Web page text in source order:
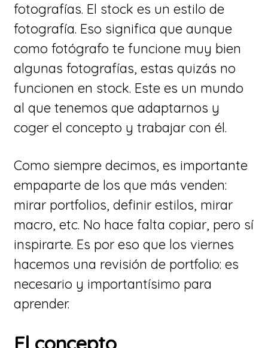
fotografías. El stock es un estilo de
fotografía. Eso significa que aunque
como fotógrafo te funcione muy bien
algunas fotografías, estas quizás no
funcionen en stock. Este es un mundo
al que tenemos que adaptarnos y
coger el concepto y trabajar con él.
Como siempre decimos, es importante
empaparte de los que más venden:
mirar portfolios, definir estilos, mirar
macro, etc. No hace falta copiar, pero sí
inspirarte. Es por eso que los viernes
hacemos una revisión de portfolio: es
necesario y importantísimo para
aprender.
El concepto